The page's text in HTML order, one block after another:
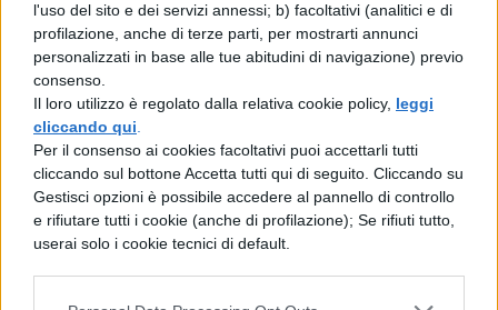
l'uso del sito e dei servizi annessi; b) facoltativi (analitici e di
profilazione, anche di terze parti, per mostrarti annunci
personalizzati in base alle tue abitudini di navigazione) previo
consenso.
Il loro utilizzo è regolato dalla relativa cookie policy, leggi
cliccando qui
Per il consenso ai cookies facoltativi puoi accettarli tutti
cliccando sul bottone Accetta tutti qui di seguito. Cliccando su
Gestisci opzioni è possibile accedere al pannello di controllo
e rifiutare tutti i cookie (anche di profilazione); Se rifiuti tutto,
userai solo i cookie tecnici di default.